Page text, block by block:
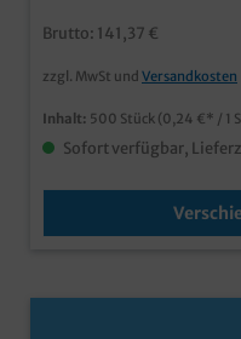
Brutto: 141,37 €
zzgl. MwSt und Versandkosten
Inhalt: 500 Stück (0,24 €* / 1
Sofort verfügbar,